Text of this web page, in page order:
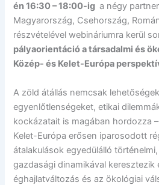
én 16:30 – 18:00-ig a négy
Magyarország, Csehország,
részvételével webináriumra kerül
pályaorientáció a társadalmi és
Közép- és Kelet-Európa
A zöld átállás nemcsak
egyenlőtlenségeket, etikai
kockázatait is magában hordozza
Kelet-Európa erősen iparosodott
átalakulások egyedülálló
gazdasági dinamikával keresztezik
éghajlatváltozás és az ökológiai